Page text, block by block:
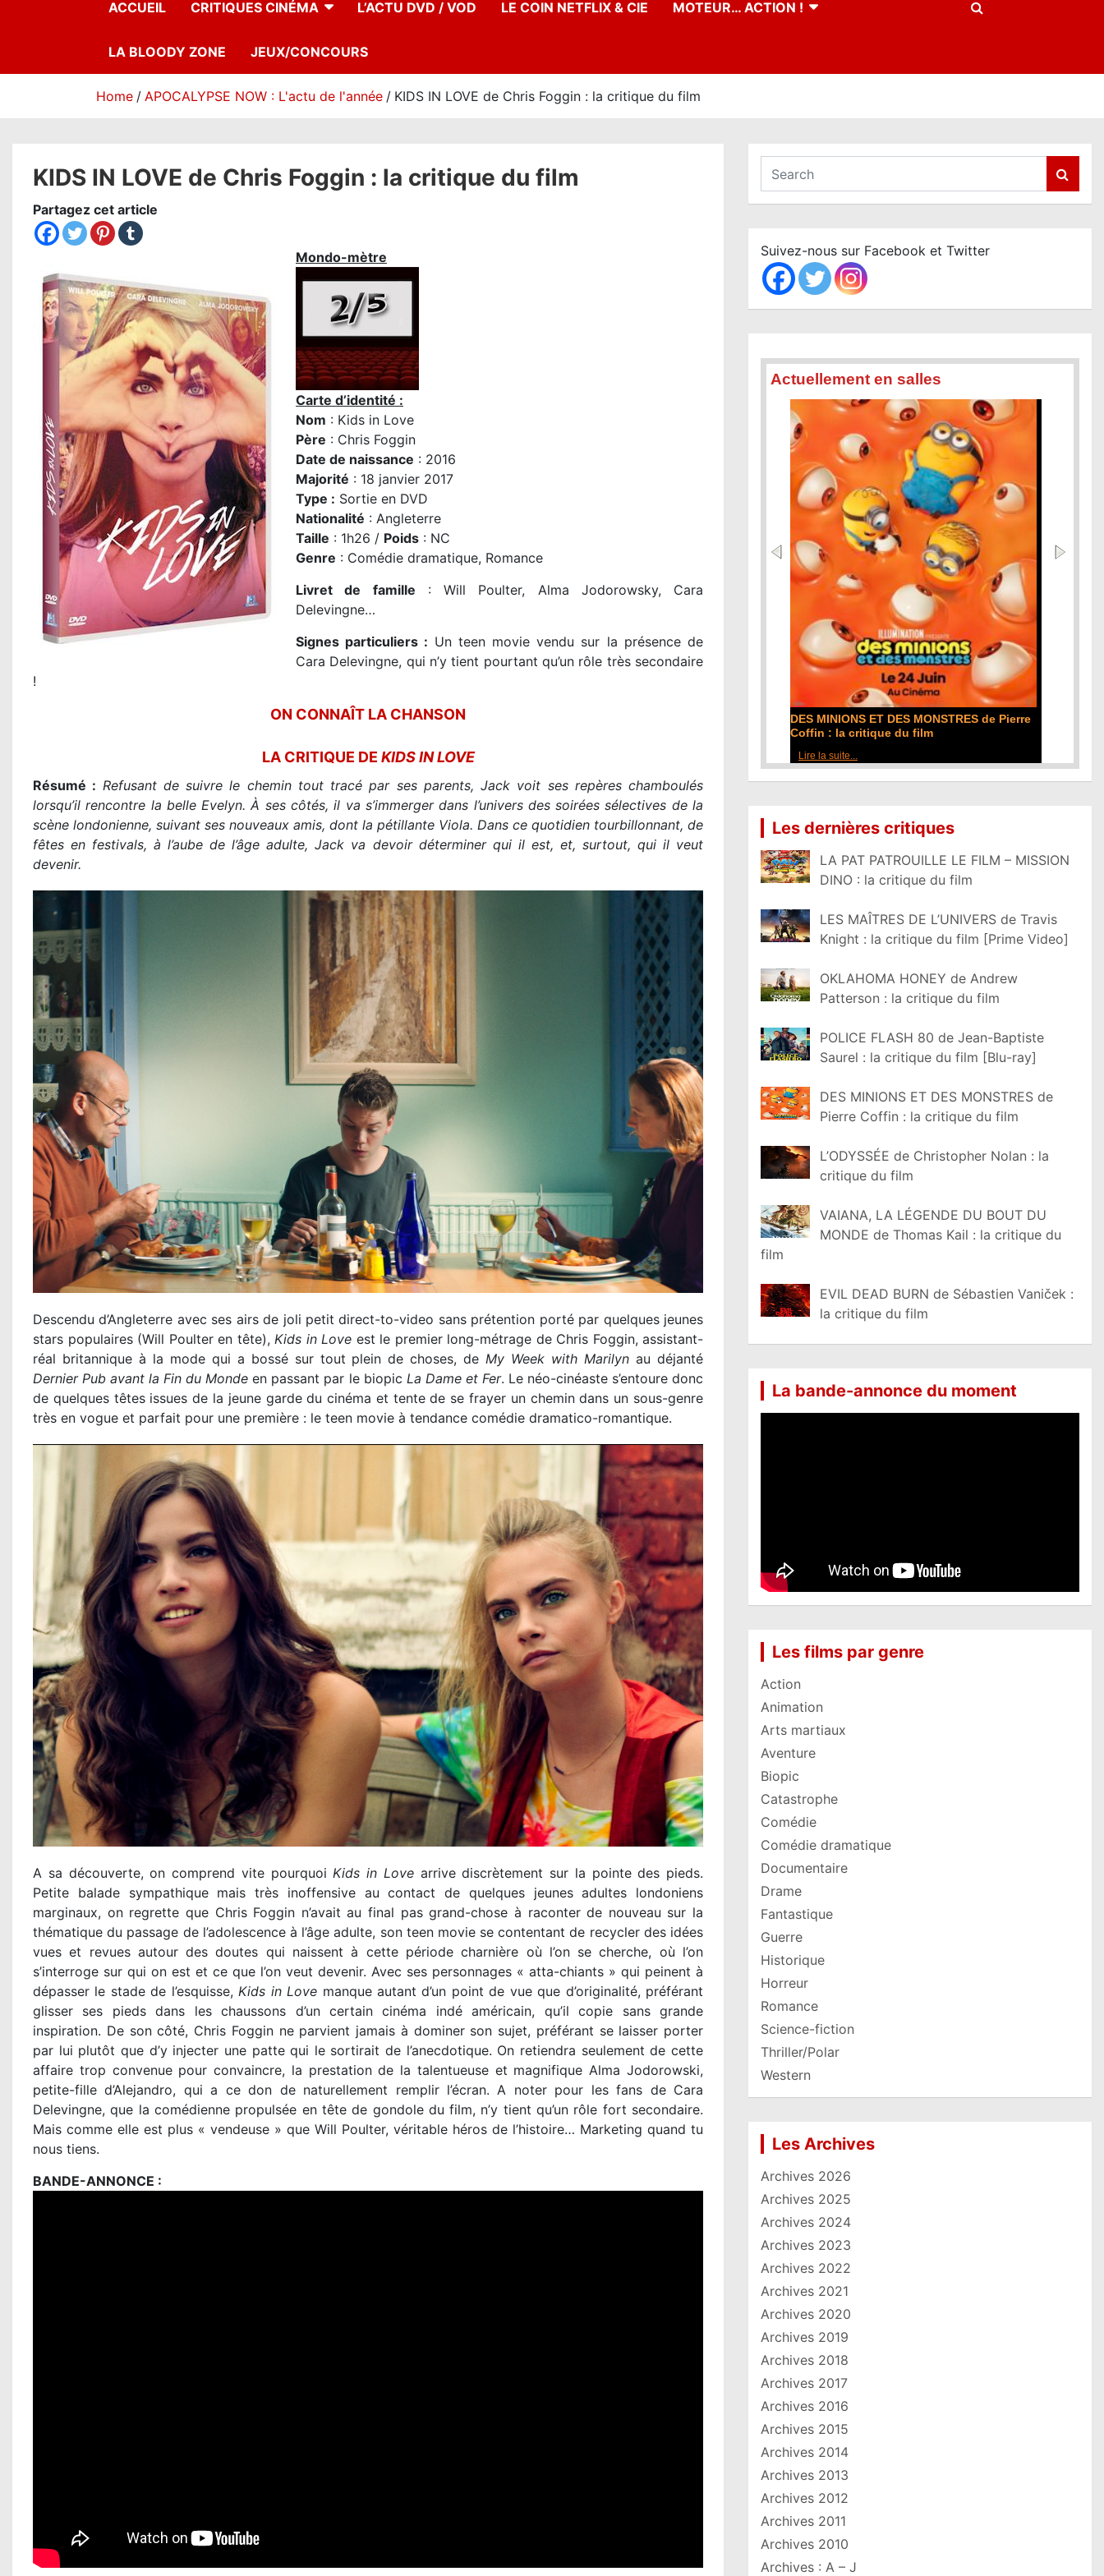
ACCUEIL CRITIQUES CINÉMA L’ACTU DVD / VOD LE COIN NETFLIX & CIE MOTEUR… ACTION !
LA BLOODY ZONE JEUX/CONCOURS
Home APOCALYPSE NOW : L'actu de l'année KIDS IN LOVE de Chris Foggin : la critique du film
KIDS IN LOVE de Chris Foggin : la critique du film
Partagez cet article
Mondo-mètre
Carte d’identité :
Nom : Kids in Love
Père : Chris Foggin
Date de naissance : 2016
Majorité : 18 janvier 2017
Type : Sortie en DVD
Nationalité : Angleterre
Taille : 1h26 / Poids : NC
Genre : Comédie dramatique, Romance
Livret de famille : Will Poulter, Alma Jodorowsky, Cara
Delevingne…
Signes particuliers : Un teen movie vendu sur la présence de
Cara Delevingne, qui n’y tient pourtant qu’un rôle très secondaire
!
ON CONNAÎT LA CHANSON
LA CRITIQUE DE KIDS IN LOVE
Résumé : Refusant de suivre le chemin tout tracé par ses parents, Jack voit ses repères chamboulés
lorsqu’il rencontre la belle Evelyn. À ses côtés, il va s’immerger dans l’univers des soirées sélectives de la
scène londonienne, suivant ses nouveaux amis, dont la pétillante Viola. Dans ce quotidien tourbillonnant, de
fêtes en festivals, à l’aube de l’âge adulte, Jack va devoir déterminer qui il est, et, surtout, qui il veut
devenir.
Descendu d’Angleterre avec ses airs de joli petit direct-to-video sans prétention porté par quelques jeunes
stars populaires (Will Poulter en tête), Kids in Love est le premier long-métrage de Chris Foggin, assistant-
réal britannique à la mode qui a bossé sur tout plein de choses, de My Week with Marilyn au déjanté
Dernier Pub avant la Fin du Monde en passant par le biopic La Dame et Fer. Le néo-cinéaste s’entoure donc
de quelques têtes issues de la jeune garde du cinéma et tente de se frayer un chemin dans un sous-genre
très en vogue et parfait pour une première : le teen movie à tendance comédie dramatico-romantique.
A sa découverte, on comprend vite pourquoi Kids in Lovearrive discrètement sur la pointe des pieds.
Petite balade sympathique mais très inoffensive au contact de quelques jeunes adultes londoniens
marginaux, on regrette que Chris Foggin n’avait au final pas grand-chose à raconter de nouveau sur la
thématique du passage de l’adolescence à l’âge adulte, son teen movie se contentant de recycler des idées
vues et revues autour des doutes qui naissent à cette période charnière où l’on se cherche, où l’on
s’interroge sur qui on est et ce que l’on veut devenir. Avec ses personnages « atta-chiants » qui peinent à
dépasser le stade de l’esquisse, Kids in Love manque autant d’un point de vue que d’originalité, préférant
glisser ses pieds dans les chaussons d’un certain cinéma indé américain, qu’il copie sans grande
inspiration. De son côté, Chris Foggin ne parvient jamais à dominer son sujet, préférant se laisser porter
par lui plutôt que d’y injecter une patte qui le sortirait de l’anecdotique. On retiendra seulement de cette
affaire trop convenue pour convaincre, la prestation de la talentueuse et magnifique Alma Jodorowski,
petite-fille d’Alejandro, qui a ce don de naturellement remplir l’écran. A noter pour les fans de Cara
Delevingne, que la comédienne propulsée en tête de gondole du film, n’y tient qu’un rôle fort secondaire.
Mais comme elle est plus « vendeuse » que Will Poulter, véritable héros de l’histoire… Marketing quand tu
nous tiens.
BANDE-ANNONCE :
a
c
h
Suivez-nous sur Facebook et Twitter
Actuellement en salles
L'ODYSSÉE de Christopher Nolan : la
critique du film
Lire la suite...
Les dernières critiques
LA PAT PATROUILLE LE FILM – MISSION
DINO : la critique du film
LES MAÎTRES DE L’UNIVERS de Travis
Knight : la critique du film [Prime Video]
OKLAHOMA HONEY de Andrew
Patterson : la critique du film
POLICE FLASH 80 de Jean-Baptiste
Saurel : la critique du film [Blu-ray]
DES MINIONS ET DES MONSTRES de
Pierre Coffin : la critique du film
L’ODYSSÉE de Christopher Nolan : la
critique du film
VAIANA, LA LÉGENDE DU BOUT DU
MONDE de Thomas Kail : la critique du
film
EVIL DEAD BURN de Sébastien Vaniček :
la critique du film
La bande-annonce du moment
Les films par genre
Action
Animation
Arts martiaux
Aventure
Biopic
Catastrophe
Comédie
Comédie dramatique
Documentaire
Drame
Fantastique
Guerre
Historique
Horreur
Romance
Science-fiction
Thriller/Polar
Western
Les Archives
Archives 2026
Archives 2025
Archives 2024
Archives 2023
Archives 2022
Archives 2021
Archives 2020
Archives 2019
Archives 2018
Archives 2017
Archives 2016
Archives 2015
Archives 2014
Archives 2013
Archives 2012
Archives 2011
Archives 2010
Archives : A – J